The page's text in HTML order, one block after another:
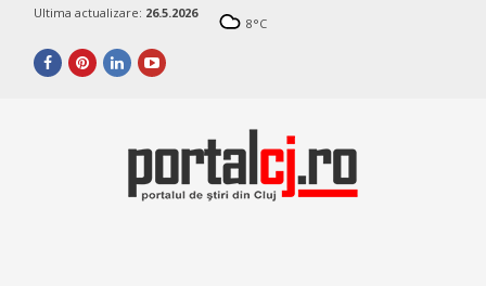
Ultima actualizare: 26.5.2026
8°C